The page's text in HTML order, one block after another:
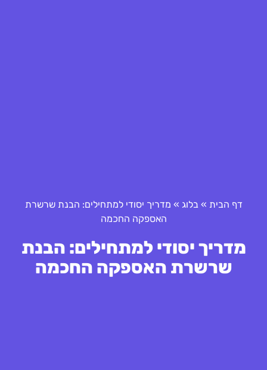
דף הבית »בלוג » מדריך יסודי למתחילים: הבנת שרשרת
האספקה החכמה
מדריך יסודי למתחילים: הבנת
שרשרת האספקה החכמה